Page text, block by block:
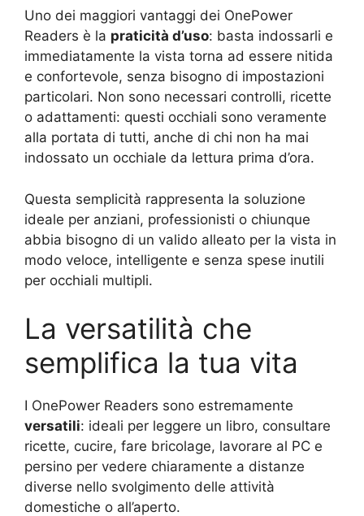
Uno dei maggiori vantaggi dei OnePower
Readers è la praticità d’uso: basta indossarli e
immediatamente la vista torna ad essere nitida
e confortevole, senza bisogno di impostazioni
particolari. Non sono necessari controlli, ricette
o adattamenti: questi occhiali sono veramente
alla portata di tutti, anche di chi non ha mai
indossato un occhiale da lettura prima d’ora.
Questa semplicità rappresenta la soluzione
ideale per anziani, professionisti o chiunque
abbia bisogno di un valido alleato per la vista in
modo veloce, intelligente e senza spese inutili
per occhiali multipli.
La versatilità che
semplifica la tua vita
I OnePower Readers sono estremamente
versatili: ideali per leggere un libro, consultare
ricette, cucire, fare bricolage, lavorare al PC e
persino per vedere chiaramente a distanze
diverse nello svolgimento delle attività
domestiche o all’aperto.